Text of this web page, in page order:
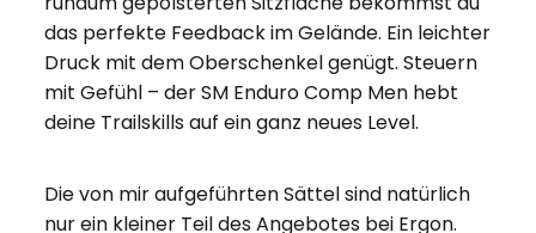
das perfekte Feedback im Gelände. Ein leichter
Druck mit dem Oberschenkel genügt. Steuern
mit Gefühl – der SM Enduro Comp Men hebt
deine Trailskills auf ein ganz neues Level.
Die von mir aufgeführten Sättel sind natürlich
nur ein kleiner Teil des Angebotes bei Ergon.